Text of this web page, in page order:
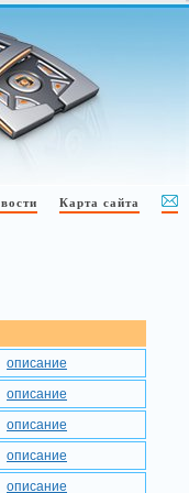
Карта сайта
описание
описание
описание
описание
описание